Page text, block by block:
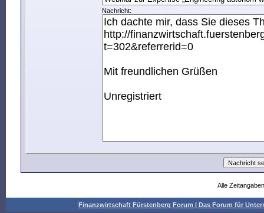
Nachricht:
Alle
Finanzwirtschaft Fürstenberg Forum | Das Forum für